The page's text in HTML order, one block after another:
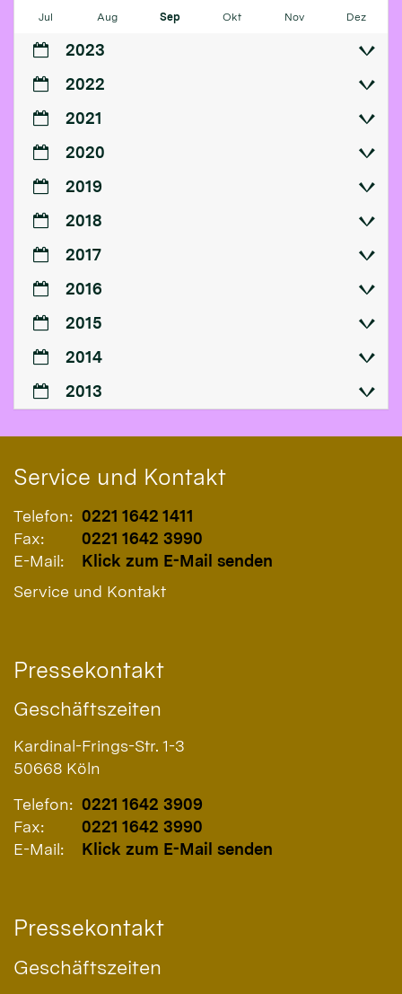
Jul Aug Sep Okt Nov Dez
2023
2022
2021
2020
2019
2018
2017
2016
2015
2014
2013
Service und Kontakt
Telefon: 0221 1642 1411
Fax:
0221 1642 3990
E-Mail:
Klick zum E-Mail senden
Service und Kontakt
Pressekontakt
Geschäftszeiten
Kardinal-Frings-Str. 1-3
50668 Köln
Telefon: 0221 1642 3909
Fax:
0221 1642 3990
E-Mail:
Klick zum E-Mail senden
Pressekontakt
Geschäftszeiten